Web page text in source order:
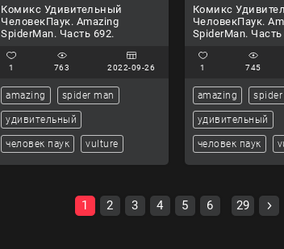
Комикс Удивительный
ЧеловекПаук. Amazing
SpiderMan. Часть 692.
1 763 2022-09-26
amazing spider man
удивительный
человек паук vulture
Комикс
ЧеловекПаук.
SpiderMan. Часть
1 745
amazing spider
удивительный
человек паук
1 2 3 4 5 6 29